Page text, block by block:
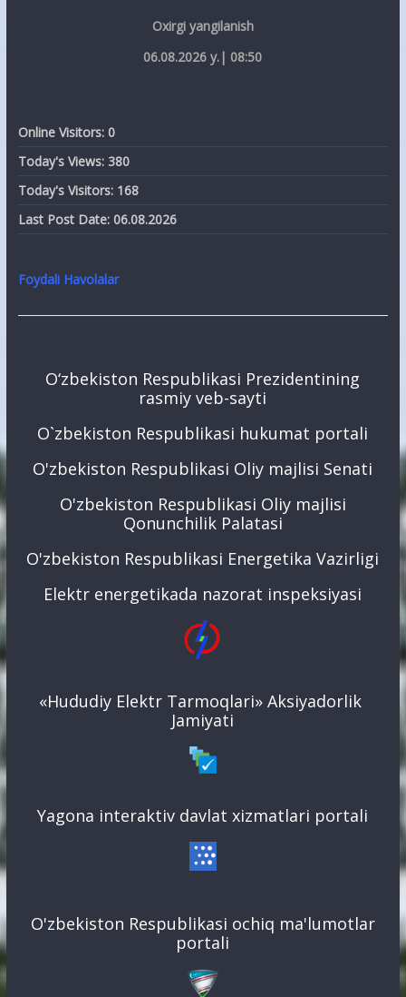
Oxirgi yangilanish
06.08.2026 y.| 08:50
Online Visitors: 0
Today's Views: 380
Today's Visitors: 168
Last Post Date: 06.08.2026
Foydali Havolalar
O‘zbekiston Respublikasi Prezidentining
rasmiy veb-sayti
O`zbekiston Respublikasi hukumat portali
O'zbekiston Respublikasi Oliy majlisi Senati
O'zbekiston Respublikasi Oliy majlisi
Qonunchilik Palatasi
O'zbekiston Respublikasi Energetika Vazirligi
Elektr energetikada nazorat inspeksiyasi
«Hududiy Elektr Tarmoqlari» Aksiyadorlik
Jamiyati
Yagona interaktiv davlat xizmatlari portali
O'zbekiston Respublikasi ochiq ma'lumotlar
portali